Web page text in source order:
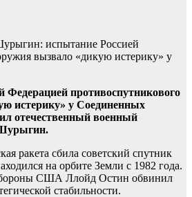
Федерацией противоспутникового
истерику» у Соединенных
отечественный военный
ракета сбила советский спутник
на орбите Земли с 1982 года.
США Ллойд Остин обвинил
стабильности.